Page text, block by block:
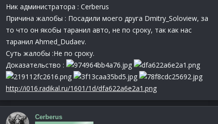
Ник администратора : Cerberus
Причина жалобы : Посадили моего друга Dmitry_Soloview, за
то что он якобы таранил авто, не по сроку, так как нас
таранил Ahmed_Dudaev.
Суть жалобы :Не по сроку.
Доказательство :
http://i016.radikal.ru/1601/1d/dfa622a6e2a1.png
Cerberus